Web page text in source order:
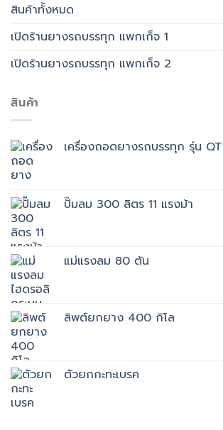
สินค้าทั้งหมด
เปิดร้านยางรถบรรทุก แพกเก็จ 1
เปิดร้านยางรถบรรทุก แพกเก็จ 2
สินค้า
เครื่องถอดยางรถบรรทุก รุ่น
ปั๊มลม 300 ลิตร 11 แรงม้า
แม่แรงลม 80 ตัน
ลิพต์ยกยาง 400 กิโล
ตัวยกกะทะเบรค